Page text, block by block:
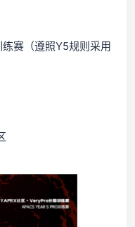
赛（遵照Y5规则采用